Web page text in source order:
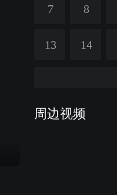
7 8
13 14
周边视频